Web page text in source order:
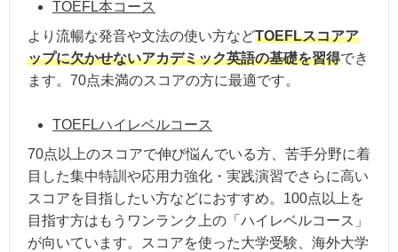
TOEFL本コース
より流暢な発音や文法の使い方などTOEFLスコアア
ップに欠かせないアカデミック英語の基礎を習得でき
ます。70点未満のスコアの方に最適です。
TOEFLハイレベルコース
70点以上のスコアで伸び悩んでいる方、苦手分野に着
目した集中特訓や応用力強化・実践演習でさらに高い
スコアを目指したい方などにおすすめ。100点以上を
目指す方はもうワンランク上の「ハイレベルコース」
が向いています。スコアを使った大学受験、海外大学